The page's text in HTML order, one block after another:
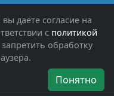
и их семьям
даете согласие на
с политикой
обработку
Понятно